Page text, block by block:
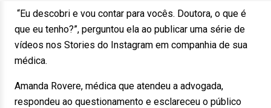
“Eu descobri e vou contar para vocês. Doutora, o que é
que eu tenho?”, perguntou ela ao publicar uma série de
vídeos nos Stories do Instagram em companhia de sua
médica.
Amanda Rovere, médica que atendeu a advogada,
respondeu ao questionamento e esclareceu o público